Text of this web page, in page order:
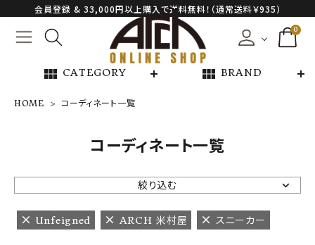
会員登録 & 33,000円以上購入で送料無料！（通常送料￥935）
0
view_module CATEGORY view_module BRAND
NEW ARRIVAL
ARCH EXCLUSIVE
BRAND
HOME コーディネート一覧
コーディネート一覧
絞り込む
Unfeigned ARCH 米村屋 スニーカー